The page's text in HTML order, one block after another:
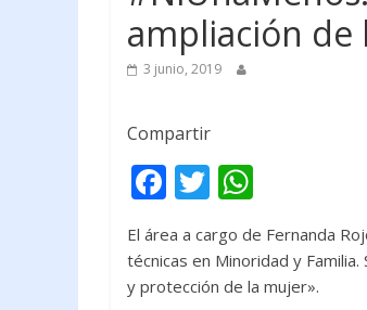
ampliación de
3 junio, 2019
Compartir
F
e
b
T
itt
er
at
s
El área a cargo de Fernanda
técnicas en Minoridad y
y protección de la mujer».